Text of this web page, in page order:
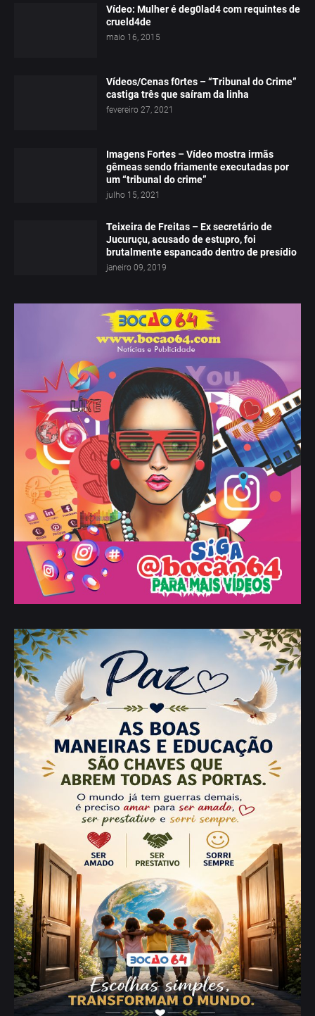
Vídeo: Mulher é deg0lad4 com requintes de
crueld4de
maio 16, 2015
Vídeos/Cenas f0rtes – “Tribunal do Crime”
castiga três que saíram da linha
fevereiro 27, 2021
Imagens Fortes – Vídeo mostra irmãs
gêmeas sendo friamente executadas por
um “tribunal do crime”
julho 15, 2021
Teixeira de Freitas – Ex secretário de
Jucuruçu, acusado de estupro, foi
brutalmente espancado dentro de presídio
janeiro 09, 2019